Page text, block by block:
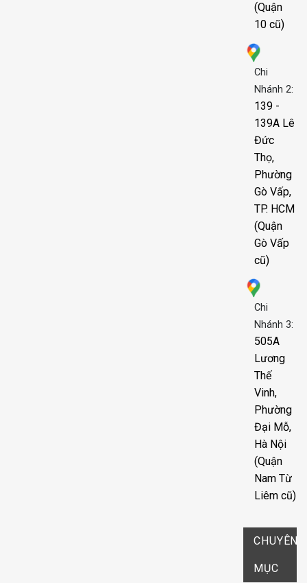
(Quận
10 cũ)
Chi
Nhánh 2:
139 -
139A Lê
Đức
Thọ,
Phường
Gò Vấp,
TP. HCM
(Quận
Gò Vấp
cũ)
Chi
Nhánh 3:
505A
Lương
Thế
Vinh,
Phường
Đại Mỗ,
Hà Nội
(Quận
Nam Từ
Liêm cũ)
CHUYÊN
MỤC